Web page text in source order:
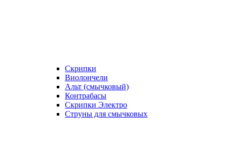
Скрипки
Виолончели
Альт (смычковый)
Контрабасы
Скрипки Электро
Струны для смычковых